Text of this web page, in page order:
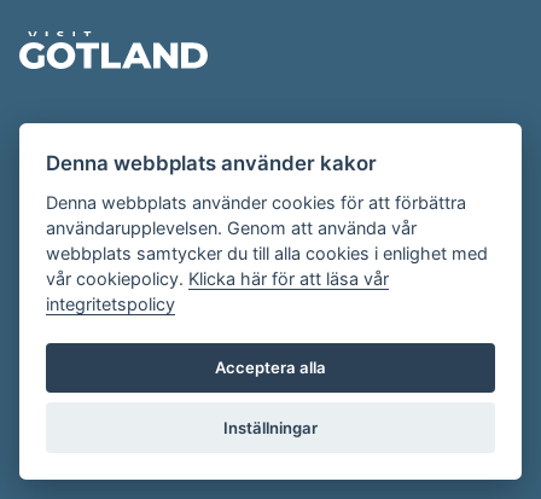
Evenemangskalendern presenteras av
Destination Gotland påvisitgotland.se.
Har du frågor om evenemangskalendern? Mejla oss på
evenemang@visitgotland.se.
Cookies
Villkor
Skapa konto
Denna webbplats använder kakor
Denna webbplats använder cookies för att förbättra
användarupplevelsen. Genom att använda vår
webbplats samtycker du till alla cookies i enlighet med
vår cookiepolicy. Klicka här för att läsa vår
integritetspolicy
Acceptera alla
Inställningar